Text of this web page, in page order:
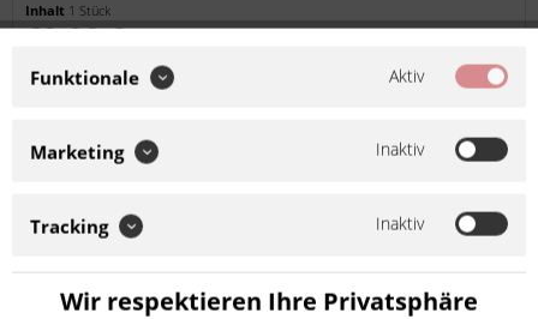
Inhalt 1 Stück
69,00 €
Lieferzeit ca. 1 Werktag
Funktionale Aktiv
Marketing Inaktiv
Tracking Inaktiv
Wir respektieren Ihre Privatsphäre